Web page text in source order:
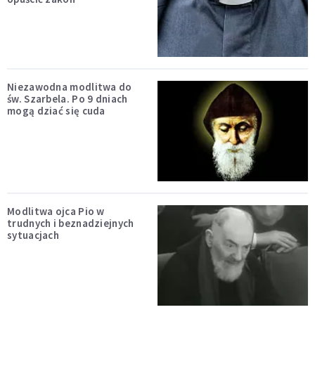
Niezawodna modlitwa do
św. Szarbela. Po 9 dniach
mogą dziać się cuda
Modlitwa ojca Pio w
trudnych i beznadziejnych
sytuacjach